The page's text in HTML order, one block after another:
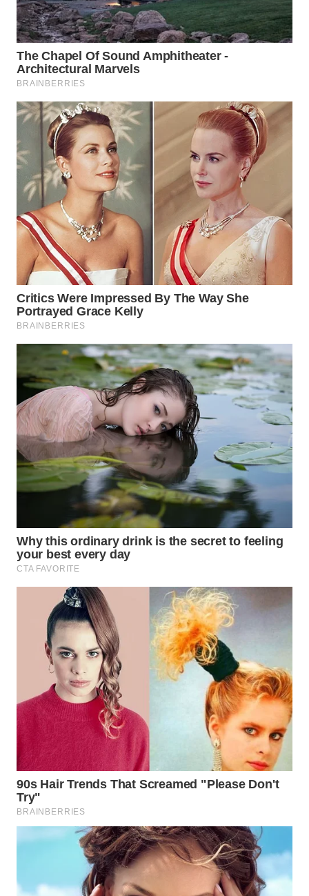
BOGOR
WN
DEPOK
TAPANULI
UTARA
WN
SAMOSIR
WN
PADANG
LAWAS
SUMEDANG
WN
CIANJUR
WN
KEPULAUAN
SERIBU
WN
TANGERANG
WN
WN
CIREBON
INDRAMAYU
WN
KUNINGAN
WN
MAJALENGKA
WN
SUBANG
SUKABUMI